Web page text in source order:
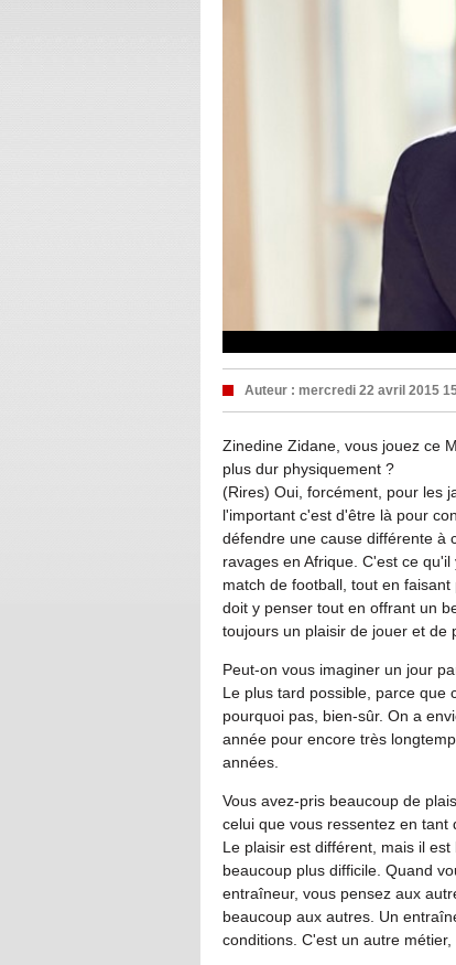
Auteur : mercredi 22 avril 2015
Zinedine Zidane, vous jouez ce
plus dur physiquement ?
(Rires) Oui, forcément, pour les
l'important c'est d'être là pour
défendre une cause différente à
ravages en Afrique. C'est ce
match de football, tout en
doit y penser tout en offrant un
toujours un plaisir de jouer et de
Peut-on vous imaginer un jour
Le plus tard possible, parce que
pourquoi pas, bien-sûr. On a
année pour encore très
années.
Vous avez-pris beaucoup de
celui que vous ressentez en tant
Le plaisir est différent, mais il
beaucoup plus difficile. Quand
entraîneur, vous pensez aux
beaucoup aux autres. Un
conditions. C'est un autre